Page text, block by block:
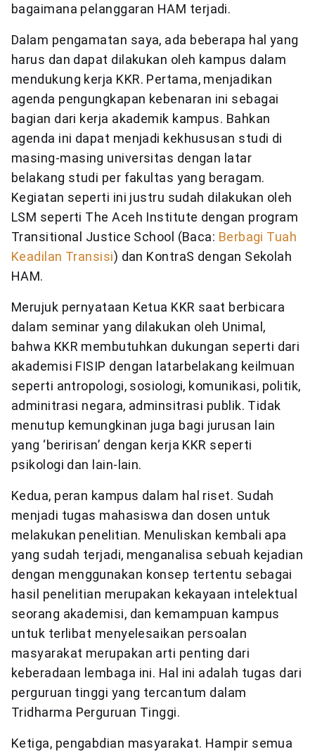
bagaimana pelanggaran HAM terjadi.
Dalam pengamatan saya, ada beberapa hal yang
harus dan dapat dilakukan oleh kampus dalam
mendukung kerja KKR. Pertama, menjadikan
agenda pengungkapan kebenaran ini sebagai
bagian dari kerja akademik kampus. Bahkan
agenda ini dapat menjadi kekhususan studi di
masing-masing universitas dengan latar
belakang studi per fakultas yang beragam.
Kegiatan seperti ini justru sudah dilakukan oleh
LSM seperti The Aceh Institute dengan program
Transitional Justice School (Baca: Berbagi Tuah
Keadilan Transisi) dan KontraS dengan Sekolah
HAM.
Merujuk pernyataan Ketua KKR saat berbicara
dalam seminar yang dilakukan oleh Unimal,
bahwa KKR membutuhkan dukungan seperti dari
akademisi FISIP dengan latarbelakang keilmuan
seperti antropologi, sosiologi, komunikasi, politik,
adminitrasi negara, adminsitrasi publik. Tidak
menutup kemungkinan juga bagi jurusan lain
yang ‘beririsan’ dengan kerja KKR seperti
psikologi dan lain-lain.
Kedua, peran kampus dalam hal riset. Sudah
menjadi tugas mahasiswa dan dosen untuk
melakukan penelitian. Menuliskan kembali apa
yang sudah terjadi, menganalisa sebuah kejadian
dengan menggunakan konsep tertentu sebagai
hasil penelitian merupakan kekayaan intelektual
seorang akademisi, dan kemampuan kampus
untuk terlibat menyelesaikan persoalan
masyarakat merupakan arti penting dari
keberadaan lembaga ini. Hal ini adalah tugas dari
perguruan tinggi yang tercantum dalam
Tridharma Perguruan Tinggi.
Ketiga, pengabdian masyarakat. Hampir semua